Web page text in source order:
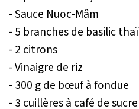
- Sauce Nuoc-Mâm
- 5 branches de basilic thaï
- 2 citrons
- Vinaigre de riz
- 300 g de bœuf à fondue
- 3 cuillères à café de sucre